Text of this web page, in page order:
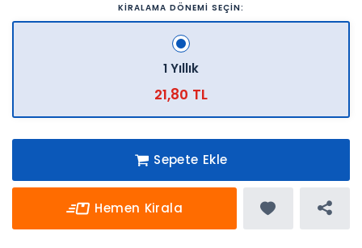
KİRALAMA DÖNEMİ SEÇİN:
1 Yıllık
21,80 TL
Sepete Ekle
Hemen Kirala